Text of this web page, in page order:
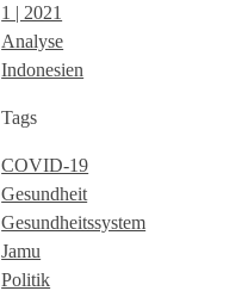
1 | 2021
Analyse
Indonesien
Tags
COVID-19
Gesundheit
Gesundheitssystem
Jamu
Politik